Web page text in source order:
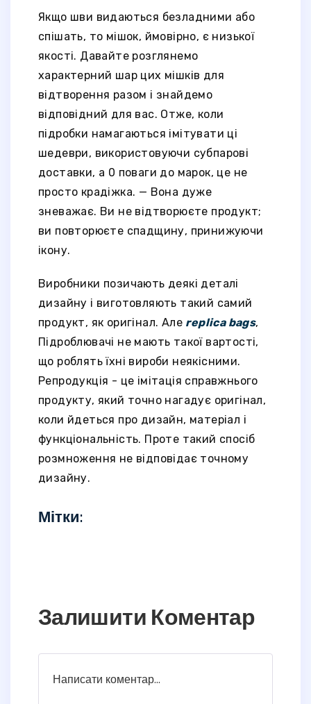
Якщо шви видаються безладними або
спішать, то мішок, ймовірно, є низької
якості. Давайте розглянемо
характерний шар цих мішків для
відтворення разом і знайдемо
відповідний для вас. Отже, коли
підробки намагаються імітувати ці
шедеври, використовуючи субпарові
доставки, а 0 поваги до марок, це не
просто крадіжка. — Вона дуже
зневажає. Ви не відтворюєте продукт;
ви повторюєте спадщину, принижуючи
ікону.
Виробники позичають деякі деталі
дизайну і виготовляють такий самий
продукт, як оригінал. Але replica bags,
Підроблювачі не мають такої вартості,
що роблять їхні вироби неякісними.
Репродукція - це імітація справжнього
продукту, який точно нагадує оригінал,
коли йдеться про дизайн, матеріал і
функціональність. Проте такий спосіб
розмноження не відповідає точному
дизайну.
Мітки:
Залишити Коментар